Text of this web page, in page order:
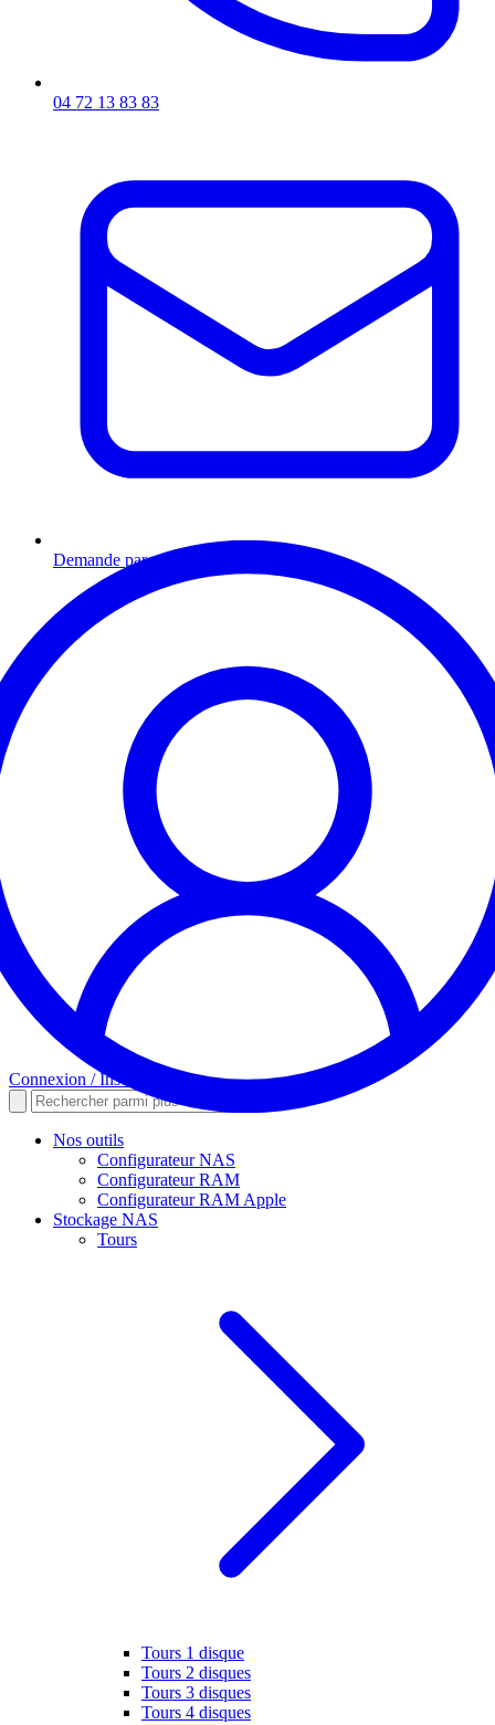
04 72 13 83 83
Demande par email
Connexion / Inscription
Nos outils
Configurateur NAS
Configurateur RAM
Configurateur RAM Apple
Stockage NAS
Tours
Tours 1 disque
Tours 2 disques
Tours 3 disques
Tours 4 disques